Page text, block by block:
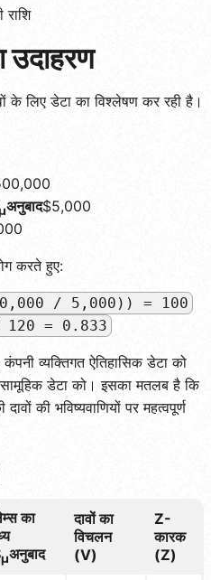
उदाहरण
के लिए डेटा का विश्लेषण कर रही है।
अनुबाद$5,000
करते हुए:
/ 5,000)) = 100
= 0.833
व्यक्तिगत ऐतिहासिक डेटा को
डेटा को। इसका मतलब है कि
की भविष्यवाणियों पर महत्वपूर्ण
का
µअनुबाद
दावों का
विचलन
(V)
Z-
कारक
(Z)